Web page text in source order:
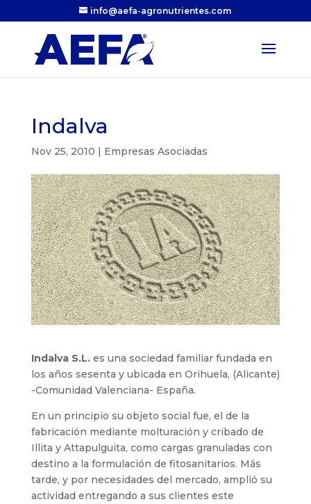
info@aefa-agronutrientes.com
Indalva
Nov 25, 2010 | Empresas Asociadas
Indalva S.L.es una sociedad familiar fundada en
los años sesenta y ubicada en Orihuela, (Alicante)
-Comunidad Valenciana- España.
En un principio su objeto social fue, el de la
fabricación mediante molturación y cribado de
Illita y Attapulguita, como cargas granuladas con
destino a la formulación de fitosanitarios. Más
tarde, y por necesidades del mercado, amplió su
actividad entregando a sus clientes este